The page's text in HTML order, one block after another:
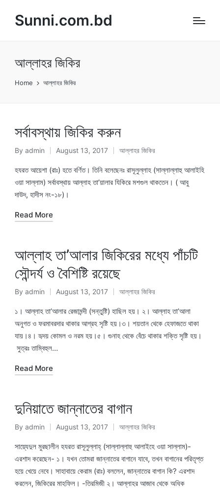
Sunni.com.bd
আল্লাহর জিকির
Home আল্লাহর জিকির
সর্বাবস্থায় জিকির করুন
Posted
by
By admin August 13, 2017
Posted
in
আল্লাহর জিকির
হযরত আয়েশা (রাঃ) হতে বর্ণিত। তিনি বলেছেনঃ রাসূলুল্লাহ (সাল্লাল্লাহু আলাইহি
ওয়া সাল্লাম) সর্বাবস্থায় আল্লাহ তা’য়ালার যিকিরে মশগুল থাকতেন। ( আবু
দাউদ, হাদীস নং-১৮)।
Read More
আল্লাহ তা’আলার জিকিরের মধ্যে পাঁচটি
সৌন্দর্য ও বৈশিষ্টি রয়েছে
Posted
by
By admin August 13, 2017
Posted
in
আল্লাহর জিকির
১। আল্লাহ তা’আলার রেজামন্দী (সন্তুষ্টি) হাছিল হয়। ২। আল্লাহ তা’আলা
অনুগত ও ফরমাবরদার থাকার আগ্রহ সৃষ্টি হয়।৩। শয়তান থেকে হেফাজতে থাকা
যায়।৪। হৃদয় কোমল ও নরম হয়।৫। গুনাহ থেকে বেঁচে থাকার শক্তি সৃষ্টি হয়।
সুত্রঃ তাম্বিহুল…
Read More
দুনিয়াতে জান্নাতের বাগান
Posted
by
By admin August 13, 2017
Posted
in
আল্লাহর জিকির
সায়্যেদুল মুরছালীন হযরত রাসূলুল্লাহ্ (সাল্লাল্লাহু আলাইহে ওয়া সাল্লাম)-
এরশাদ করেছেন- ১। যখন তোমরা জান্নাতের বাগানে যাবে, তখন বাগানের পরিতৃপ্ত
হয়ে খেয়ে নেবে। সাহাবায়ে কেরাম (রাঃ) বললেন, জান্নাতের বাগান কি? এরশাদ
করলেন, জিকিরের মাহফিল। -তিরমিজী ২। আল্লাহর আজাব থেকে অধিক